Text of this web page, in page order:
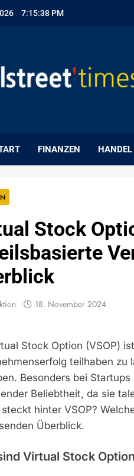
7:15:39 PM
FINANZEN HANDEL
Stock
18. November 2024
Stock Option (VSOP)
teilhaben zu
Besonders bei
Beliebtheit, da sie
hinter VSOP?
Überblick.
Virtual Stock